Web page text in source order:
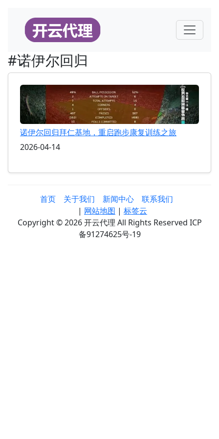
#诺伊尔回归
诺伊尔回归拜仁基地，重启跑步康复训练之旅
2026-04-14
首页 关于我们 新闻中心
联系我们
| 网站地图 | 标签云
Copyright © 2026 开云代理 All Rights Reserved ICP
备91274625号-19